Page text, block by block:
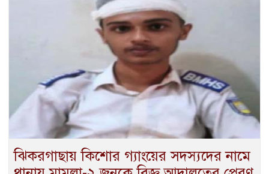
ঝিকরগাছায় কিশোর গ্যাংয়ের সদস্যদের নামে